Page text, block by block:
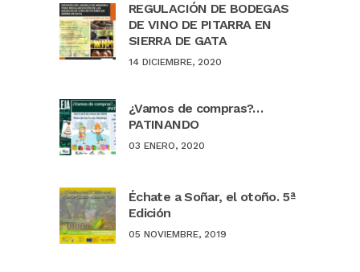
REGULACIÓN DE BODEGAS
DE VINO DE PITARRA EN
SIERRA DE GATA
14 DICIEMBRE, 2020
¿Vamos de compras?…
PATINANDO
03 ENERO, 2020
Échate a Soñar, el otoño. 5ª
Edición
05 NOVIEMBRE, 2019